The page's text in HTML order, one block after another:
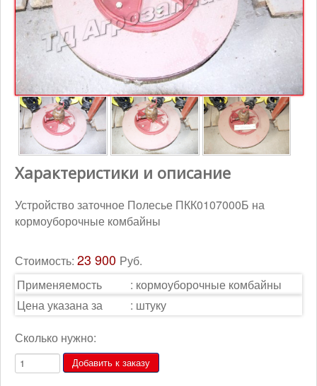
Контакты
Корзина
Характеристики и описание
Устройство заточное Полесье ПКК0107000Б на
кормоуборочные комбайны
Стоимость: 23 900 Руб.
Применяемость
: кормоуборочные комбайны
Цена указана за
: штуку
Сколько нужно: